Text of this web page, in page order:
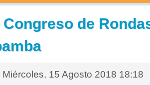
Congreso de
15 Agosto 2018 18:18